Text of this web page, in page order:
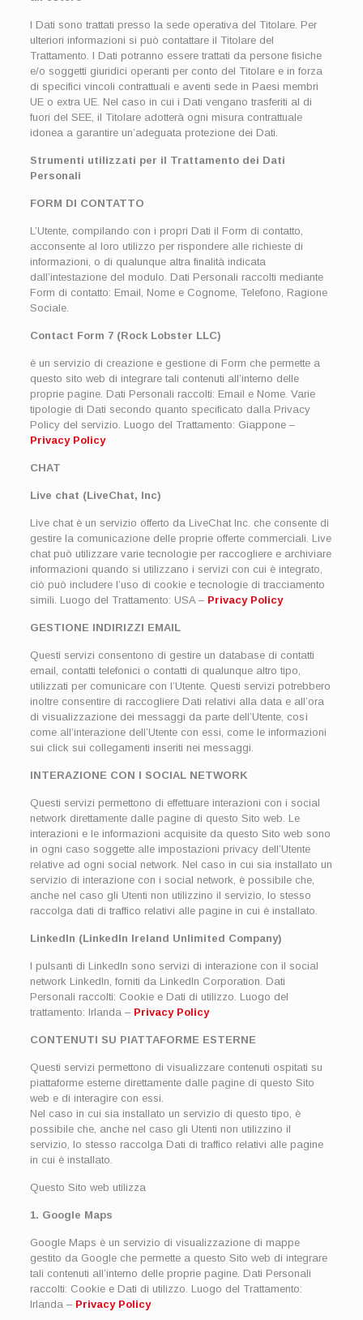
I Dati sono trattati presso la sede operativa del Titolare. Per
ulteriori informazioni si può contattare il Titolare del
Trattamento. I Dati potranno essere trattati da persone fisiche
e/o soggetti giuridici operanti per conto del Titolare e in forza
di specifici vincoli contrattuali e aventi sede in Paesi membri
UE o extra UE. Nel caso in cui i Dati vengano trasferiti al di
fuori del SEE, il Titolare adotterà ogni misura contrattuale
idonea a garantire un’adeguata protezione dei Dati.
Strumenti utilizzati per il Trattamento dei Dati
Personali
FORM DI CONTATTO
L’Utente, compilando con i propri Dati il Form di contatto,
acconsente al loro utilizzo per rispondere alle richieste di
informazioni, o di qualunque altra finalità indicata
dall’intestazione del modulo. Dati Personali raccolti mediante
Form di contatto: Email, Nome e Cognome, Telefono, Ragione
Sociale.
Contact Form 7 (Rock Lobster LLC)
è un servizio di creazione e gestione di Form che permette a
questo sito web di integrare tali contenuti all’interno delle
proprie pagine. Dati Personali raccolti: Email e Nome. Varie
tipologie di Dati secondo quanto specificato dalla Privacy
Policy del servizio. Luogo del Trattamento: Giappone –
Privacy Policy
CHAT
Live chat (LiveChat, Inc)
Live chat è un servizio offerto da LiveChat Inc. che consente di
gestire la comunicazione delle proprie offerte commerciali. Live
chat può utilizzare varie tecnologie per raccogliere e archiviare
informazioni quando si utilizzano i servizi con cui è integrato,
ciò può includere l’uso di cookie e tecnologie di tracciamento
simili. Luogo del Trattamento: USA – Privacy Policy
GESTIONE INDIRIZZI EMAIL
Questi servizi consentono di gestire un database di contatti
email, contatti telefonici o contatti di qualunque altro tipo,
utilizzati per comunicare con l’Utente. Questi servizi potrebbero
inoltre consentire di raccogliere Dati relativi alla data e all’ora
di visualizzazione dei messaggi da parte dell’Utente, così
come all’interazione dell’Utente con essi, come le informazioni
sui click sui collegamenti inseriti nei messaggi.
INTERAZIONE CON I SOCIAL NETWORK
Questi servizi permettono di effettuare interazioni con i social
network direttamente dalle pagine di questo Sito web. Le
interazioni e le informazioni acquisite da questo Sito web sono
in ogni caso soggette alle impostazioni privacy dell’Utente
relative ad ogni social network. Nel caso in cui sia installato un
servizio di interazione con i social network, è possibile che,
anche nel caso gli Utenti non utilizzino il servizio, lo stesso
raccolga dati di traffico relativi alle pagine in cui è installato.
LinkedIn (LinkedIn Ireland Unlimited Company)
I pulsanti di LinkedIn sono servizi di interazione con il social
network LinkedIn, forniti da LinkedIn Corporation. Dati
Personali raccolti: Cookie e Dati di utilizzo. Luogo del
trattamento: Irlanda – Privacy Policy
CONTENUTI SU PIATTAFORME ESTERNE
Questi servizi permettono di visualizzare contenuti ospitati su
piattaforme esterne direttamente dalle pagine di questo Sito
web e di interagire con essi.
Nel caso in cui sia installato un servizio di questo tipo, è
possibile che, anche nel caso gli Utenti non utilizzino il
servizio, lo stesso raccolga Dati di traffico relativi alle pagine
in cui è installato.
Questo Sito web utilizza
1. Google Maps
Google Maps è un servizio di visualizzazione di mappe
gestito da Google che permette a questo Sito web di integrare
tali contenuti all’interno delle proprie pagine. Dati Personali
raccolti: Cookie e Dati di utilizzo. Luogo del Trattamento:
Irlanda – Privacy Policy